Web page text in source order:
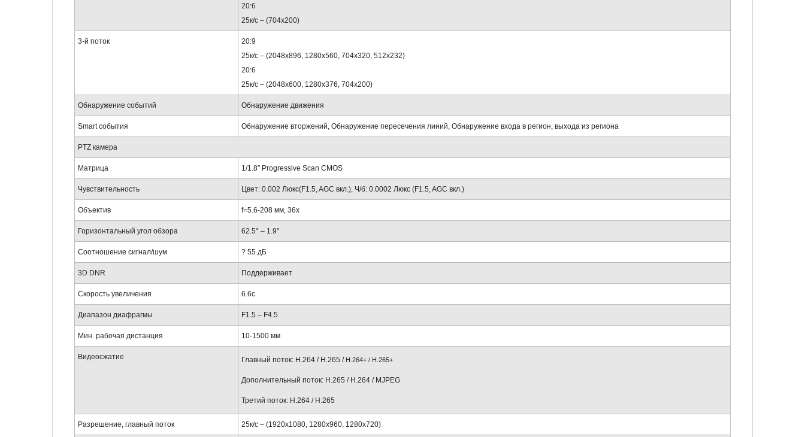
20:6
25к/с – (704х200)
3-й поток
20:9
25к/с – (2048х896, 1280х560, 704х320, 512х232)
20:6
25к/с – (2048х600, 1280х376, 704х200)
Обнаружение событий Обнаружение движения
Smart события Обнаружение вторжений, Обнаружение пересечения линий, Обнаружение входа в регион, выхода из региона
PTZ камера
Матрица 1/1.8″ Progressive Scan CMOS
Чувствительность Цвет: 0.002 Люкс(F1.5, AGC вкл.), Ч/б: 0.0002 Люкс (F1.5, AGC вкл.)
Объектив f=5.6-208 мм, 36х
Горизонтальный угол обзора 62.5° – 1.9°
Соотношение сигнал/шум ? 55 дБ
3D DNR Поддерживает
Скорость увеличения 6.6с
Диапазон диафрагмы F1.5 – F4.5
Мин. рабочая дистанция 10-1500 мм
Видеосжатие Главный поток: H.264 / H.265 / H.264+ / H.265+
Дополнительный поток: H.265 / H.264 / MJPEG
Третий поток: H.264 / H.265
Разрешение, главный поток 25к/с – (1920х1080, 1280х960, 1280х720)